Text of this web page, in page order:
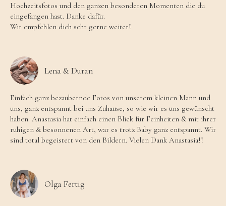
Hochzeitsfotos und den ganzen besonderen Momenten die du
eingefangen hast. Danke dafür.
Wir empfehlen dich sehr gerne weiter!
Lena & Duran
Einfach ganz bezaubernde Fotos von unserem kleinen Mann und
uns, ganz entspannt bei uns Zuhause, so wie wir es uns gewünscht
haben. Anastasia hat einfach einen Blick für Feinheiten & mit ihrer
ruhigen & besonnenen Art, war es trotz Baby ganz entspannt. Wir
sind total begeistert von den Bildern. Vielen Dank Anastasia!!
Olga Fertig